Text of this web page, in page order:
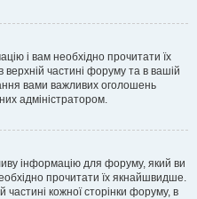
і вам необхідно прочитати їх
частині форуму та в вашій
вами важливих оголошень
адміністратором.
інформацію для форуму, який ви
прочитати їх якнайшвидше.
кожної сторінки форуму, в